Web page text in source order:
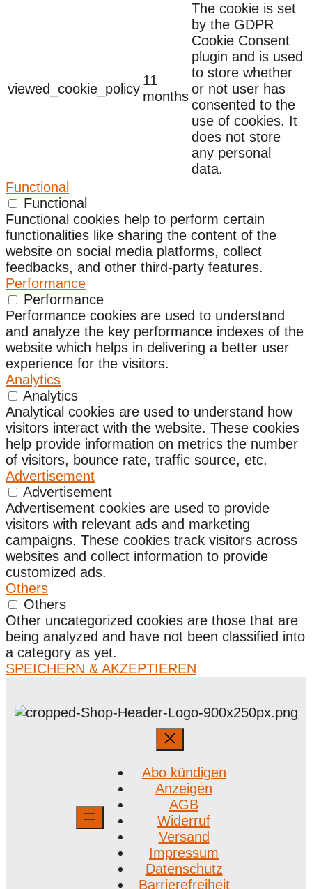
viewed_cookie_policy
11
months
The cookie is set
by the GDPR
Cookie Consent
plugin and is used
to store whether
or not user has
consented to the
use of cookies. It
does not store
any personal
data.
Functional
Functional
Functional cookies help to perform certain
functionalities like sharing the content of the
website on social media platforms, collect
feedbacks, and other third-party features.
Performance
Performance
Performance cookies are used to understand
and analyze the key performance indexes of the
website which helps in delivering a better user
experience for the visitors.
Analytics
Analytics
Analytical cookies are used to understand how
visitors interact with the website. These cookies
help provide information on metrics the number
of visitors, bounce rate, traffic source, etc.
Advertisement
Advertisement
Advertisement cookies are used to provide
visitors with relevant ads and marketing
campaigns. These cookies track visitors across
websites and collect information to provide
customized ads.
Others
Others
Other uncategorized cookies are those that are
being analyzed and have not been classified into
a category as yet.
SPEICHERN & AKZEPTIEREN
Abo kündigen
Anzeigen
AGB
Widerruf
Versand
Impressum
Datenschutz
Barrierefreiheit